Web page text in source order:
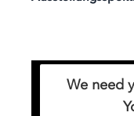
We need